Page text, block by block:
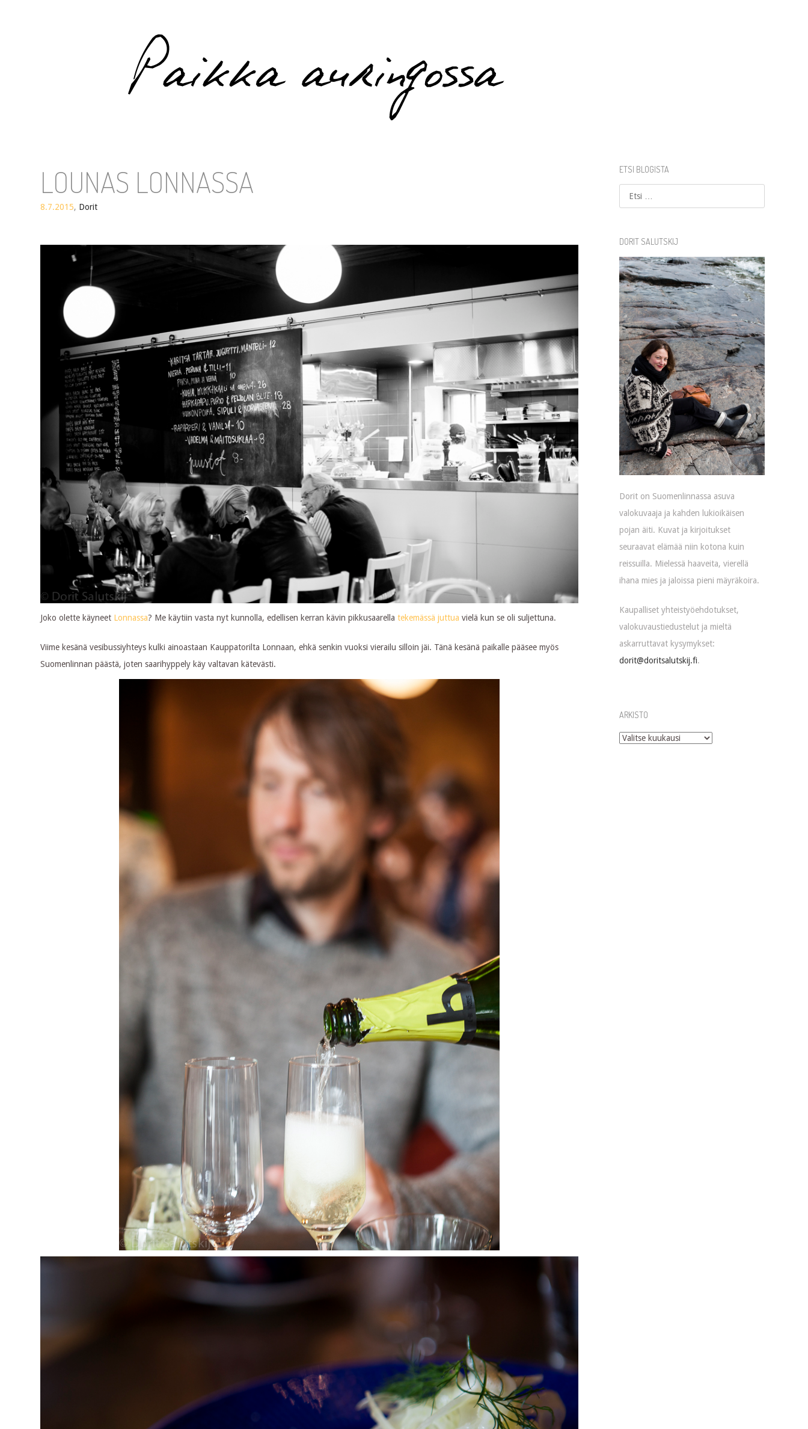
LOUNAS LONNASSA
8.7.2015, Dorit
Joko olette käyneet Lonnassa? Me käytiin vasta nyt kunnolla, edellisen kerran kävin pikkusaarellatekemässä juttua vielä kun se oli suljettuna.
Viime kesänä vesibussiyhteys kulki ainoastaan Kauppatorilta Lonnaan, ehkä senkin vuoksi vierailu silloin jäi. Tänä kesänä paikalle pääsee myös
Suomenlinnan päästä, joten saarihyppely käy valtavan kätevästi.
ETSI BLOGISTA
Etsi
DORIT SALUTSKIJ
Dorit on Suomenlinnassa asuva
valokuvaaja ja kahden lukioikäisen
pojan äiti. Kuvat ja kirjoitukset
seuraavat elämää niin kotona kuin
reissuilla. Mielessä haaveita, vierellä
ihana mies ja jaloissa pieni mäyräkoira.
Kaupalliset yhteistyöehdotukset,
valokuvaustiedustelut ja mieltä
askarruttavat kysymykset:
dorit@doritsalutskij.fi.
ARKISTO
Arkisto